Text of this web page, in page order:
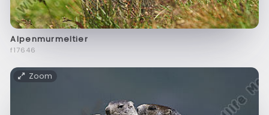
Alpenmurmeltier
f17646
Zoom